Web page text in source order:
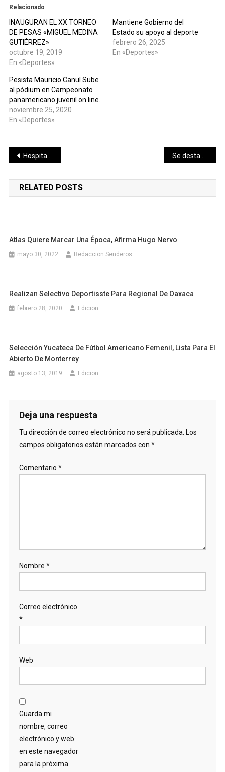
Relacionado
INAUGURAN EL XX TORNEO
DE PESAS «MIGUEL MEDINA
GUTIÉRREZ»
octubre 19, 2019
En «Deportes»
Mantiene Gobierno del
Estado su apoyo al deporte
febrero 26, 2025
En «Deportes»
Pesista Mauricio Canul Sube
al pódium en Campeonato
panamericano juvenil on line.
noviembre 25, 2020
En «Deportes»
Navegación
de
entradas
Hospital Infantil de México compró medicamentos para quimioterapias que no aplicó: ASF
RELATED POSTS
Atlas Quiere Marcar Una Época, Afirma Hugo Nervo
mayo 30, 2022 Redaccion Senderos
Realizan Selectivo Deportisste Para Regional De Oaxaca
febrero 28, 2020 Edicion
Selección Yucateca De Fútbol Americano Femenil, Lista Para El
Abierto De Monterrey
agosto 13, 2019 Edicion
Deja una respuesta
Tu dirección de correo electrónico no será publicada. Los
campos obligatorios están marcados con *
Comentario *
Nombre *
Correo electrónico
*
Web
Guarda mi
nombre, correo
electrónico y web
en este navegador
para la próxima